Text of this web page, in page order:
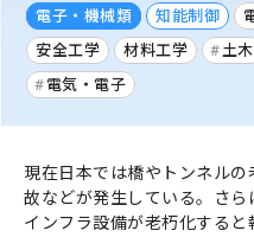
医学・医療
生物・微生物
食品・食事
工学
材料力学
電気電子工学 土木
航空宇宙工学 船舶
電子・機械類 知能制御
安全工学
材料工学 土木
電気・電子
現在日本では橋やトンネル
故などが発生している。さ
インフラ設備が老朽化する